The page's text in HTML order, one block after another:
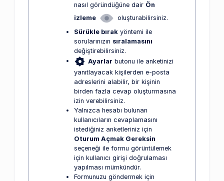
nasıl göründüğüne dair Ön
izleme
oluşturabilirsiniz.
Sürükle bırak yöntemi ile
sorularınızın sıralamasını
değiştirebilirsiniz.
Ayarlar butonu ile anketinizi
yanıtlayacak kişilerden e-posta
adreslerini alabilir, bir kişinin
birden fazla cevap oluşturmasına
izin verebilirsiniz.
Yalnızca hesabı bulunan
kullanıcıların cevaplamasını
istediğiniz anketleriniz için
Oturum Açmak Gereksin
seçeneği ile formu görüntülemek
için kullanıcı girişi doğrulaması
yapılması mümkündür.
Formunuzu göndermek için